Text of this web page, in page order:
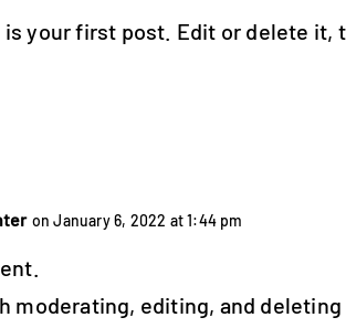
is your first post. Edit or delete it,
on January 6, 2022 at 1:44 pm
moderating, editing, and